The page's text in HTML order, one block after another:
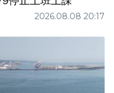
2026.08.08 20:17